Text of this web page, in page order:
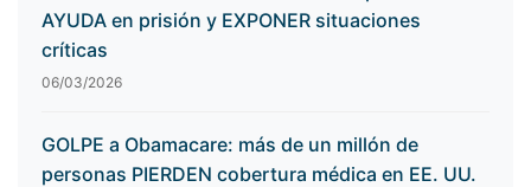
AYUDA en prisión y EXPONER situaciones
críticas
06/03/2026
GOLPE a Obamacare: más de un millón de
personas PIERDEN cobertura médica en EE. UU.